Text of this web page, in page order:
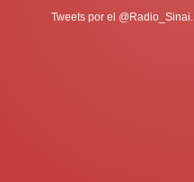
Tweets por el @Radio_Sinai.